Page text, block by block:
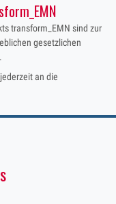
transform_EMN sind zur
gesetzlichen
an die